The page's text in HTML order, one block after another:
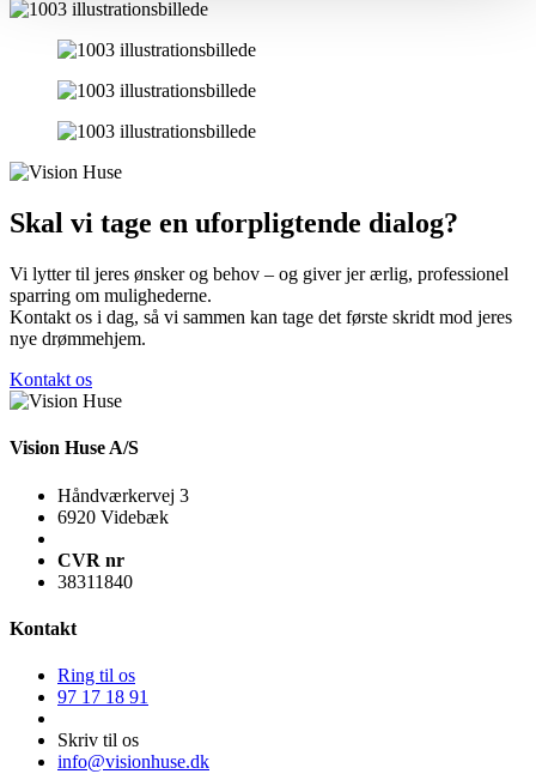
Skal vi tage en uforpligtende dialog?
Vi lytter til jeres ønsker og behov – og giver jer ærlig, professionel
sparring om mulighederne.
Kontakt os i dag, så vi sammen kan tage det første skridt mod jeres
nye drømmehjem.
Kontakt os
Vision Huse A/S
Håndværkervej 3
6920 Videbæk
CVR nr
38311840
Kontakt
Ring til os
97 17 18 91
Skriv til os
info@visionhuse.dk